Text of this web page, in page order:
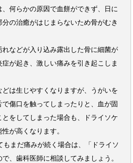
何らかの原因で血餅ができず、日に
の治癒がはじまらないため骨がむき
などが入り込み露出した骨に細菌が
が起き、激しい痛みを引き起こしま
は生じやすくなりますが、うがいを
で傷口を触ってしまったりと、血が固
をしてしまった場合も、ドライソケ
が高くなります。
もまだ痛みが続く場合は、「ドライソ
、歯科医師に相談してみましょう。